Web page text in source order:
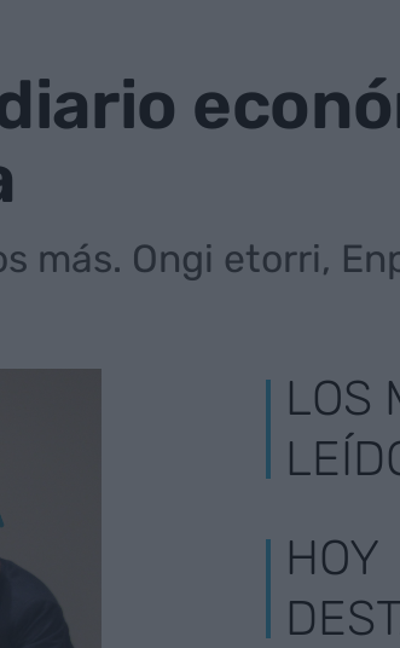
más. Ongi etorri,
LOS
HOY